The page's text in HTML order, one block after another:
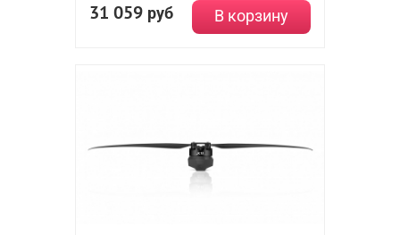
31 059 руб В корзину